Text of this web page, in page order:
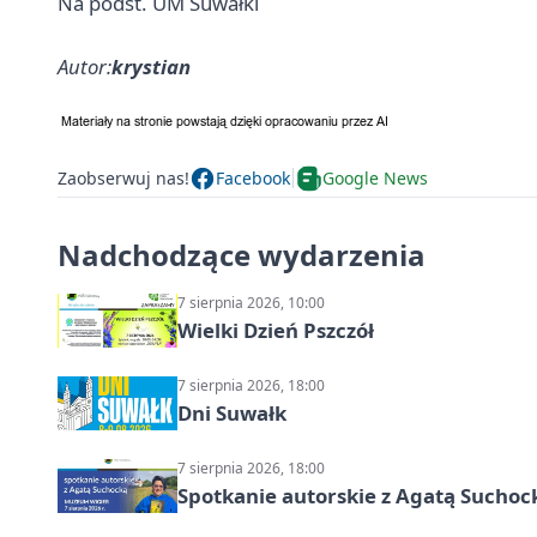
Autor:krystian
Zaobserwuj nas! Facebook Google News
Nadchodzące wydarzenia
7 sierpnia 2026, 10:00
Wielki Dzień Pszczół
7 sierpnia 2026, 18:00
Dni Suwałk
7 sierpnia 2026, 18:00
Spotkanie autorskie z Agatą